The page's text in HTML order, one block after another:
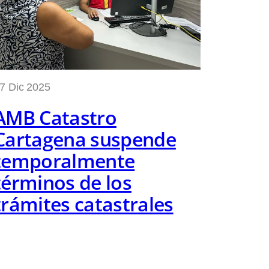
Dic 2025
Catastro
suspende
de los
catastrales